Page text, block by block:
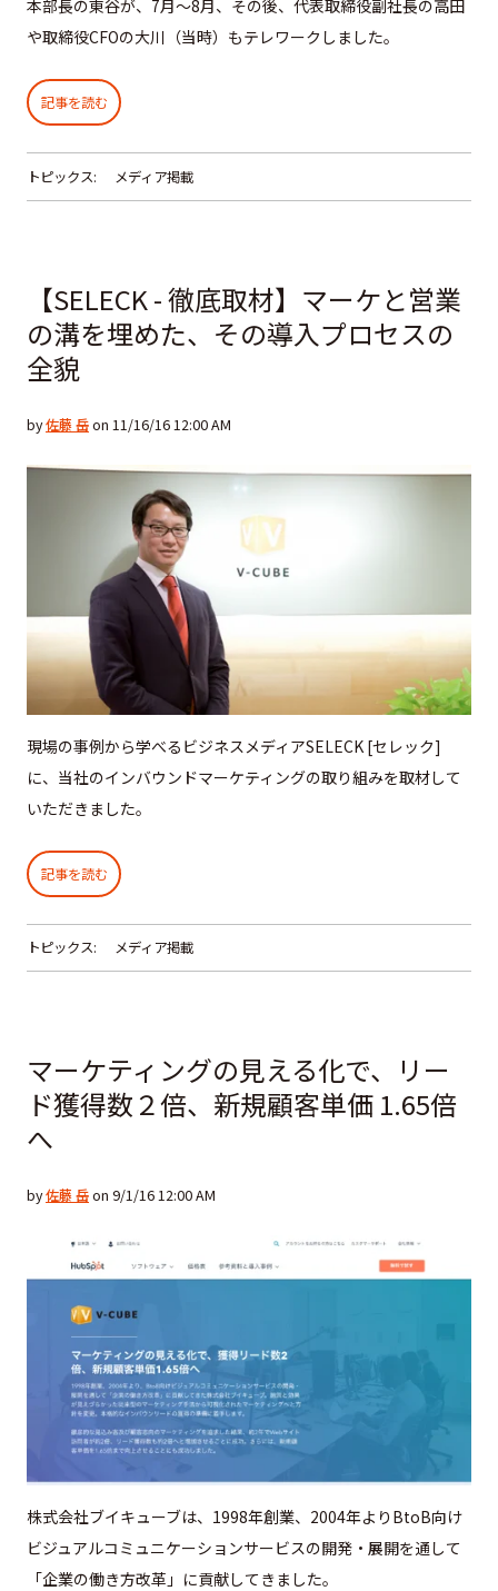
本部長の東谷が、7月〜8月、その後、代表取締役副社長の高田
や取締役CFOの大川（当時）もテレワークしました。
記事を読む
トピックス: メディア掲載
【SELECK - 徹底取材】マーケと営業
の溝を埋めた、その導入プロセスの
全貌
by佐藤 岳on 11/16/16 12:00 AM
現場の事例から学べるビジネスメディアSELECK [セレック]
に、当社のインバウンドマーケティングの取り組みを取材して
いただきました。
記事を読む
トピックス: メディア掲載
マーケティングの見える化で、リー
ド獲得数２倍、新規顧客単価 1.65倍
へ
by佐藤 岳on 9/1/16 12:00 AM
株式会社ブイキューブは、1998年創業、2004年よりBtoB向け
ビジュアルコミュニケーションサービスの開発・展開を通して
「企業の働き方改革」に貢献してきました。